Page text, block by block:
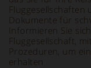
Fluggesellschaften
Dokumente für
Informieren Sie
Fluggesellschaft,
Prozeduren, um
erhalten